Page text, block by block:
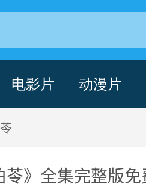
电影片 动漫片
苓》全集完整版免